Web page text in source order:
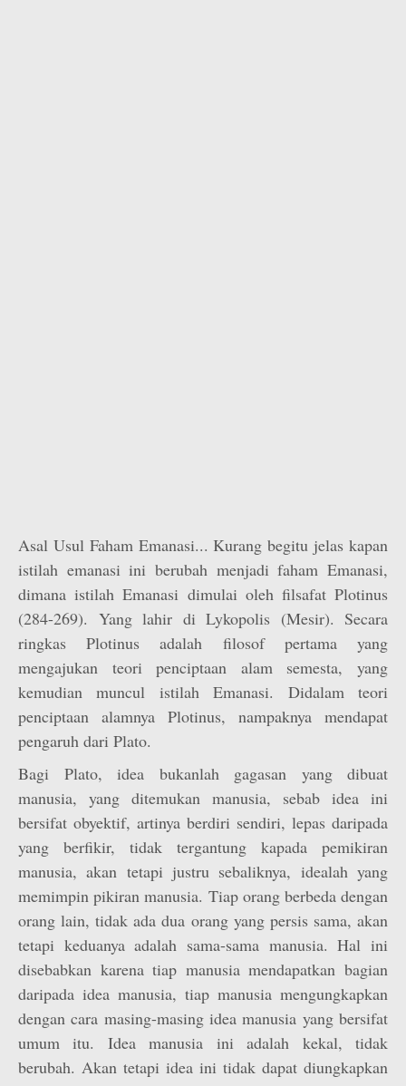
Asal Usul Faham Emanasi... Kurang begitu jelas kapan
istilah emanasi ini berubah menjadi faham Emanasi,
dimana istilah Emanasi dimulai oleh filsafat Plotinus
(284-269). Yang lahir di Lykopolis (Mesir). Secara
ringkas Plotinus adalah filosof pertama yang
mengajukan teori penciptaan alam semesta, yang
kemudian muncul istilah Emanasi. Didalam teori
penciptaan alamnya Plotinus, nampaknya mendapat
pengaruh dari Plato.
Bagi Plato, idea bukanlah gagasan yang dibuat
manusia, yang ditemukan manusia, sebab idea ini
bersifat obyektif, artinya berdiri sendiri, lepas daripada
yang berfikir, tidak tergantung kapada pemikiran
manusia, akan tetapi justru sebaliknya, idealah yang
memimpin pikiran manusia. Tiap orang berbeda dengan
orang lain, tidak ada dua orang yang persis sama, akan
tetapi keduanya adalah sama-sama manusia. Hal ini
disebabkan karena tiap manusia mendapatkan bagian
daripada idea manusia, tiap manusia mengungkapkan
dengan cara masing-masing idea manusia yang bersifat
umum itu. Idea manusia ini adalah kekal, tidak
berubah. Akan tetapi idea ini tidak dapat diungkapkan